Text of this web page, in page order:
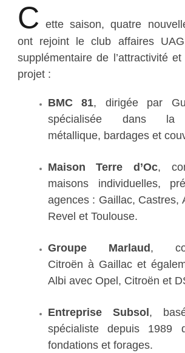
C ette saison, quatre
ont rejoint le club affaires
supplémentaire de l’attractivité
projet :
BMC 81, dirigée par
spécialisée dans la
métallique, bardages et
Maison Terre d’Oc,
maisons individuelles,
agences : Gaillac, Castres,
Revel et Toulouse.
Groupe Marlaud,
Citroën à Gaillac et
Albi avec Opel, Citroën et
Entreprise Subsol,
spécialiste depuis 1989
fondations et forages.